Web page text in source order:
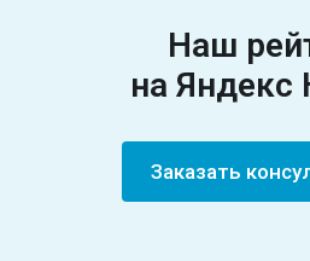
Наш
на Яндекс
Заказать